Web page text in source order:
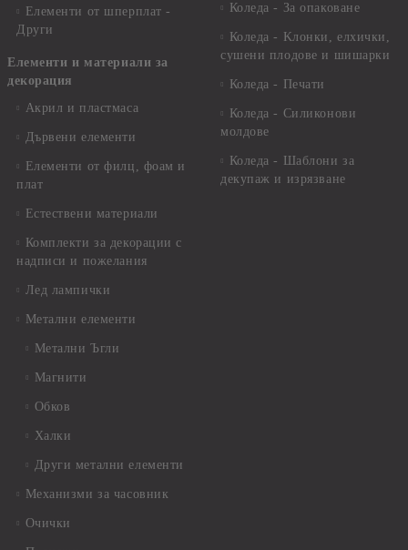
Елементи от шперплат -
Други
Елементи и материали за
декорация
Акрил и пластмаса
Дървени елементи
Елементи от филц, фоам и
плат
Естествени материали
Комплекти за декорации с
надписи и пожелания
Лед лампички
Метални елементи
Метални Ъгли
Магнити
Обков
Халки
Други метални елементи
Механизми за часовник
Очички
Коледа - За опаковане
Коледа - Kлонки, елхички,
сушени плодове и шишарки
Коледа - Печати
Коледа - Силиконови
молдове
Коледа - Шаблони за
декупаж и изрязване